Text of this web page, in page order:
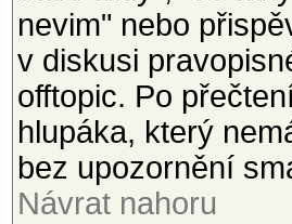
nevim" nebo
v diskusi
offtopic. Po
hlupáka, který
bez upozornění
Návrat nahoru